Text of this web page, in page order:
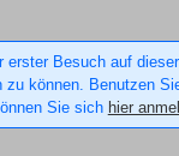
erster Besuch auf
zu können. Benutzen
Sie sich hier